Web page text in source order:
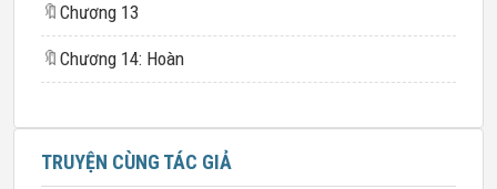
🔖 Chương 13
🔖 Chương 14: Hoàn
TRUYỆN CÙNG TÁC GIẢ